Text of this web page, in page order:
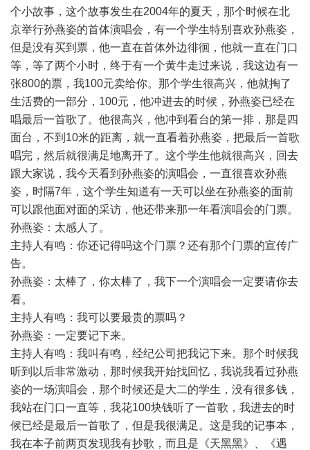
个小故事，这个故事发生在2004年的夏天，那个时候在北
京举行孙燕姿的首体演唱会，有一个学生特别喜欢孙燕姿，
但是没有买到票，他一直在首体外边徘徊，他就一直在门口
等，等了两个小时，终于有一个黄牛走过来说，我这边有一
张800的票，我100元卖给你。那个学生很高兴，他就掏了
生活费的一部分，100元，他冲进去的时候，孙燕姿已经在
唱最后一首歌了。他很高兴，他冲到看台的第一排，那是四
面台，不到10米的距离，就一直看着孙燕姿，把最后一首歌
唱完，然后就很满足地离开了。这个学生他就很高兴，回去
跟大家说，我今天看到孙燕姿的演唱会，一直很喜欢孙燕
姿，时隔7年，这个学生知道有一天可以坐在孙燕姿的面前
可以跟他面对面的采访，他还带来那一年看演唱会的门票。
孙燕姿：太感人了。
主持人有鸣：你还记得吗这个门票？还有那个门票的宣传广
告。
孙燕姿：太棒了，你太棒了，我下一个演唱会一定要请你去
看。
主持人有鸣：我可以要最贵的票吗？
孙燕姿：一定要记下来。
主持人有鸣：我叫有鸣，经纪公司把我记下来。那个时候我
听到以后非常激动，那时候我开始找回忆，我说我看过孙燕
姿的一场演唱会，那个时候还是大二的学生，没有很多钱，
我站在门口一直等，我花100块钱听了一首歌，我进去的时
候已经是最后一首歌了，但是我很满足。这是我的记事本，
我在本子前两页发现我有抄歌，而且是《天黑黑》、《遇